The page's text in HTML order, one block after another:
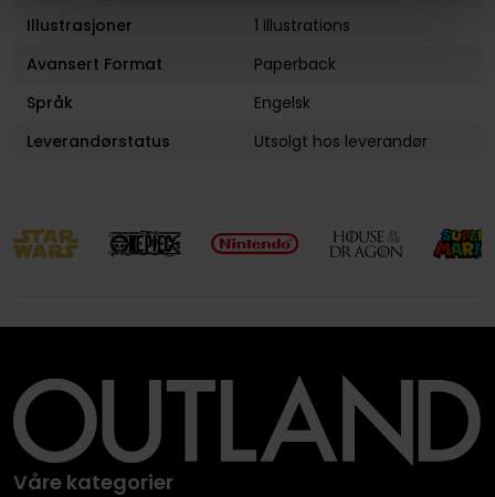
Illustrasjoner
1 Illustrations
Avansert Format
Paperback
Språk
Engelsk
Leverandørstatus
Utsolgt hos leverandør
Våre kategorier